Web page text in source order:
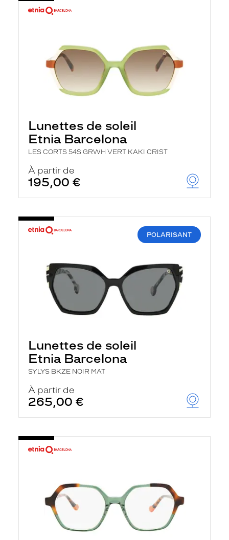
Lunettes de soleil
Etnia Barcelona
LES CORTS 54S GRWH VERT KAKI CRIST
À partir de
195,00 €
POLARISANT
Lunettes de soleil
Etnia Barcelona
SYLYS BKZE NOIR MAT
À partir de
265,00 €